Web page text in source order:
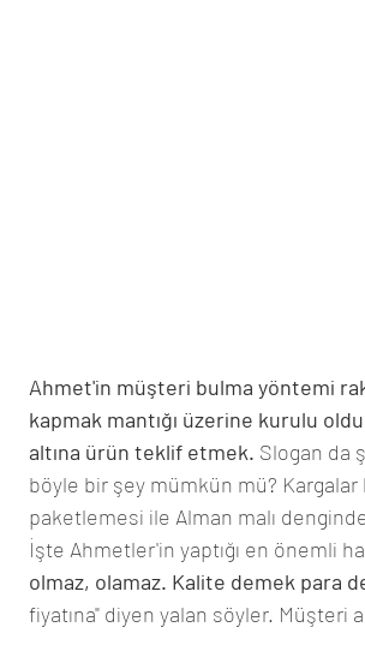
Ahmet'in müşteri bulma yöntemi
kapmak mantığı üzerine kurulu
altına ürün teklif etmek. Slogan da
böyle bir şey mümkün mü?
paketlemesi ile Alman malı
İşte Ahmetler'in yaptığı en önemli
olmaz, olamaz. Kalite demek para
fiyatına" diyen yalan söyler. Müşteri